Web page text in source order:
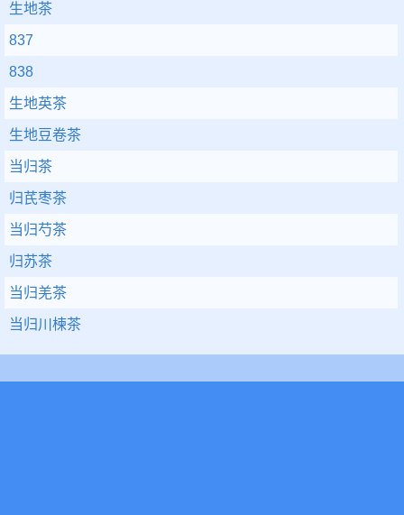
生地茶
837
838
生地英茶
生地豆卷茶
当归茶
归芪枣茶
当归芍茶
归苏茶
当归羌茶
当归川楝茶